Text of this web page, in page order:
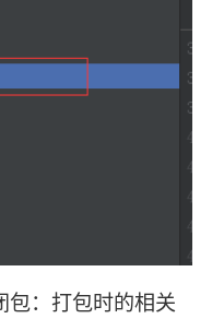
：打包时的相关